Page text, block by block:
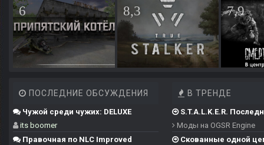
6 8,3 7,9
ПОСЛЕДНИЕ ОБСУЖДЕНИЯ
Чужой среди чужих: DELUXE
its boomer
Правочная по NLC Improved
В ТРЕНДЕ
S.T.A.L.K.E.R.
Моды на OGSR Engine
Скованные одной